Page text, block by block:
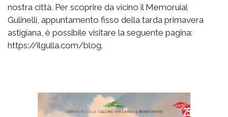
nostra città. Per scoprire da vicino il Memoruial
Gulinelli, appuntamento fisso della tarda primavera
astigiana, è possibile visitare la seguente pagina:
https://ilgulla.com/blog.